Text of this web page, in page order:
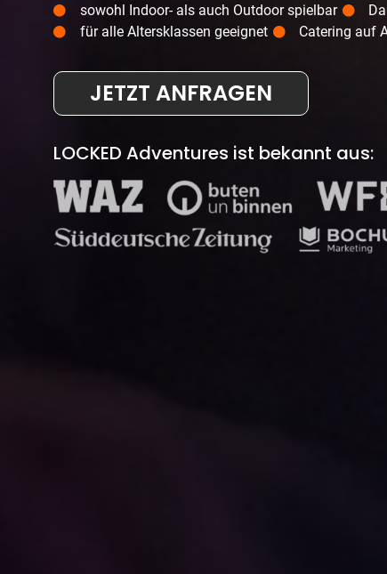
sowohl Indoor- als auch Outdoor spielbar
für alle Altersklassen geeignet
Catering auf
JETZT ANFRAGEN
LOCKED Adventures ist bekannt aus: